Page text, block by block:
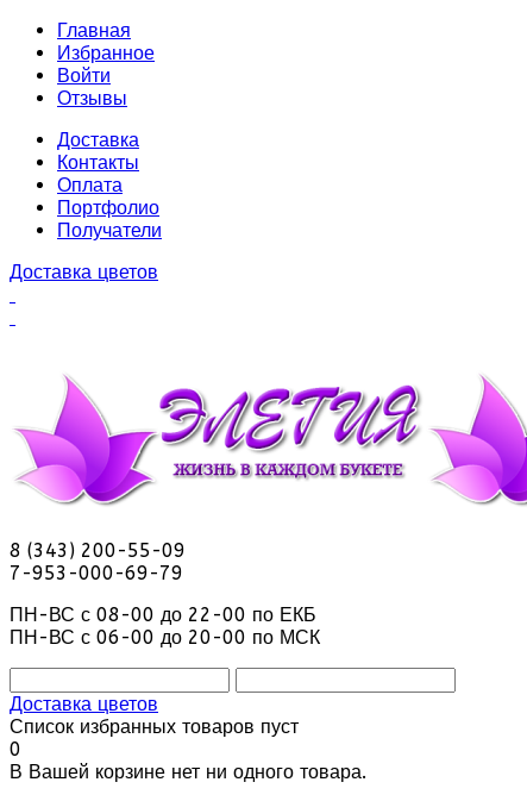
Главная
Избранное
Войти
Отзывы
Доставка
Контакты
Оплата
Портфолио
Получатели
Доставка цветов
8 (343) 200-55-09
7-953-000-69-79
ПН-ВС с 08-00 до 22-00 по ЕКБ
ПН-ВС с 06-00 до 20-00 по МСК
Доставка цветов
Список избранных товаров пуст
0
В Вашей корзине нет ни одного товара.